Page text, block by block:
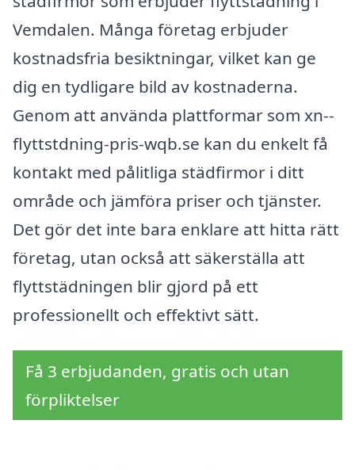
Vemdalen. Många företag erbjuder
kostnadsfria besiktningar, vilket kan ge
dig en tydligare bild av kostnaderna.
Genom att använda plattformar som xn--
flyttstdning-pris-wqb.se kan du enkelt få
kontakt med pålitliga städfirmor i ditt
område och jämföra priser och tjänster.
Det gör det inte bara enklare att hitta rätt
företag, utan också att säkerställa att
flyttstädningen blir gjord på ett
professionellt och effektivt sätt.
Få 3 erbjudanden, gratis och utan
förpliktelser